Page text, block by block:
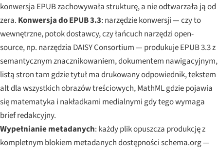
konwersja EPUB zachowywała strukturę, a nie odtwarzała ją od
zera. Konwersja do EPUB 3.3: narzędzie konwersji — czy to
wewnętrzne, potok dostawcy, czy łańcuch narzędzi open-
source, np. narzędzia DAISY Consortium — produkuje EPUB 3.3 z
semantycznym znacznikowaniem, dokumentem nawigacyjnym,
listą stron tam gdzie tytuł ma drukowany odpowiednik, tekstem
alt dla wszystkich obrazów treściowych, MathML gdzie pojawia
się matematyka i nakładkami medialnymi gdy tego wymaga
brief redakcyjny.
Wypełnianie metadanych: każdy plik opuszcza produkcję z
kompletnym blokiem metadanych dostępności schema.org —